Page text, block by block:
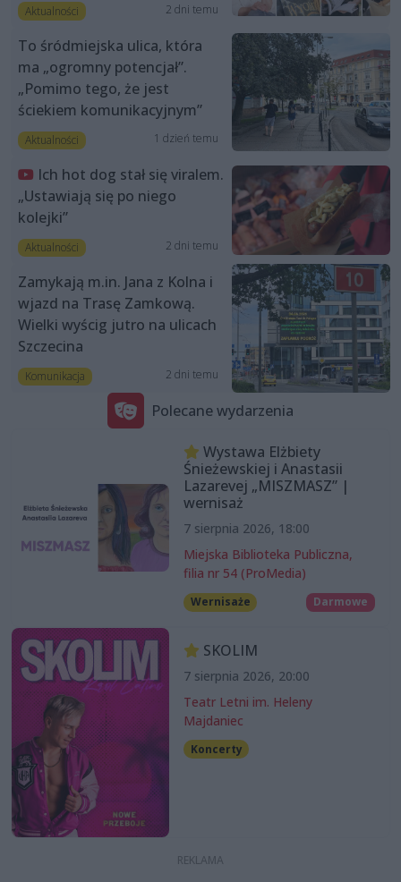
Aktualności 2 dni temu
To śródmiejska ulica, która
ma „ogromny potencjał”.
„Pomimo tego, że jest
ściekiem komunikacyjnym”
Aktualności 1 dzień temu
Ich hot dog stał się viralem.
„Ustawiają się po niego
kolejki”
Aktualności 2 dni temu
Zamykają m.in. Jana z Kolna i
wjazd na Trasę Zamkową.
Wielki wyścig jutro na ulicach
Szczecina
Komunikacja 2 dni temu
Polecane wydarzenia
Wystawa Elżbiety
Śnieżewskiej i Anastasii
Lazarevej „MISZMASZ” |
wernisaż
7 sierpnia 2026, 18:00
Miejska Biblioteka Publiczna,
filia nr 54 (ProMedia)
Wernisaże Darmowe
SKOLIM
7 sierpnia 2026, 20:00
Teatr Letni im. Heleny
Majdaniec
Koncerty